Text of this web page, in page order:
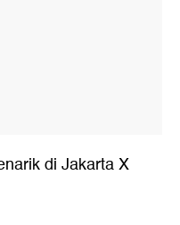
di Jakarta X